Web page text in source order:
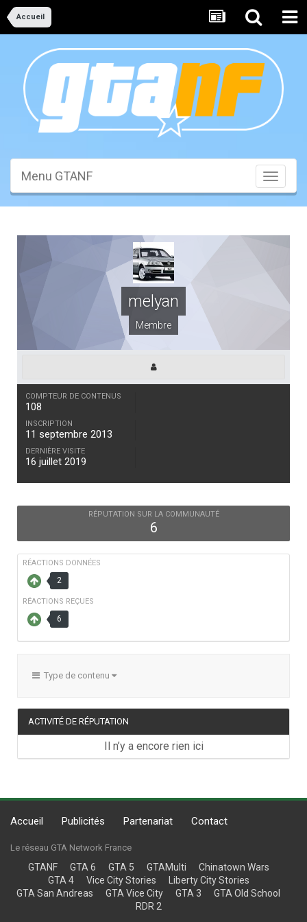
Accueil
Toggle
Menu GTANF
melyan
Membre
COMPTEUR DE CONTENUS
108
INSCRIPTION
11 septembre 2013
DERNIÈRE VISITE
16 juillet 2019
RÉPUTATION SUR LA COMMUNAUTÉ
6
RÉACTIONS DONNÉES
2
RÉACTIONS REÇUES
6
Type de contenu
ACTIVITÉ DE RÉPUTATION
Il n’y a encore rien ici
Accueil Publicités Partenariat Contact
Le réseau GTA Network France
GTANF GTA 6 GTA 5 GTAMulti
Chinatown Wars
GTA 4
Vice City Stories
Liberty City Stories
GTA San Andreas
GTA Vice City GTA 3
GTA Old School
RDR 2